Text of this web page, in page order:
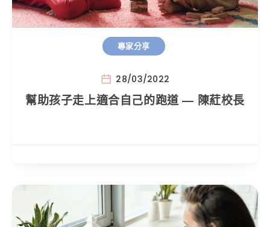
專家分享
28/03/2022
幫助孩子走上適合自己的跑道 — 陳葒校長